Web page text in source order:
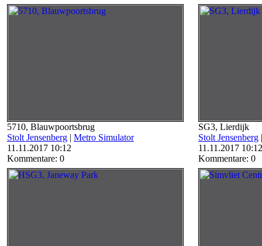
5710, Blauwpoortsbrug
Stolt Jensenberg | Metro Simulator
11.11.2017 10:12
Kommentare: 0
SG3, Lierdijk
Stolt Jensenberg
11.11.2017 10:12
Kommentare: 0